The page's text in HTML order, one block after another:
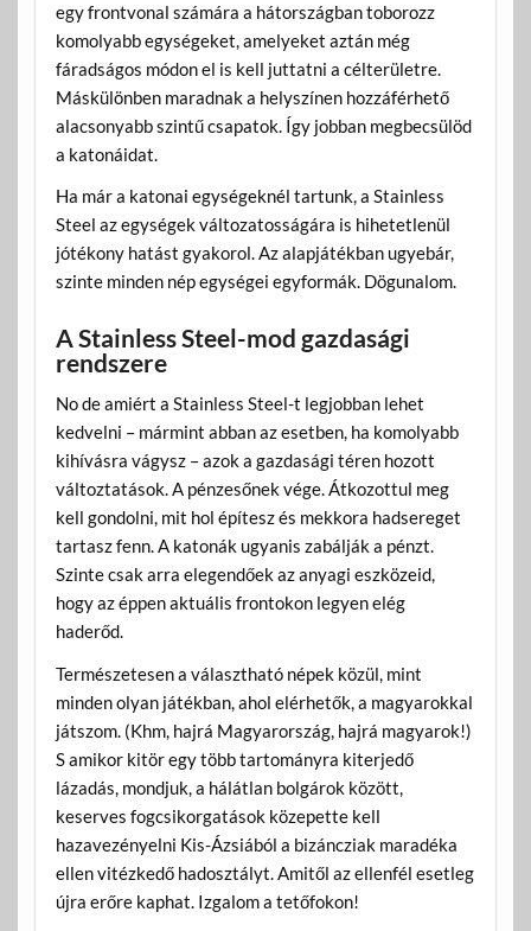
egy frontvonal számára a hátországban toborozz
komolyabb egységeket, amelyeket aztán még
fáradságos módon el is kell juttatni a célterületre.
Máskülönben maradnak a helyszínen hozzáférhető
alacsonyabb szintű csapatok. Így jobban megbecsülöd
a katonáidat.
Ha már a katonai egységeknél tartunk, a Stainless
Steel az egységek változatosságára is hihetetlenül
jótékony hatást gyakorol. Az alapjátékban ugyebár,
szinte minden nép egységei egyformák. Dögunalom.
A Stainless Steel-mod gazdasági
rendszere
No de amiért a Stainless Steel-t legjobban lehet
kedvelni – mármint abban az esetben, ha komolyabb
kihívásra vágysz – azok a gazdasági téren hozott
változtatások. A pénzesőnek vége. Átkozottul meg
kell gondolni, mit hol építesz és mekkora hadsereget
tartasz fenn. A katonák ugyanis zabálják a pénzt.
Szinte csak arra elegendőek az anyagi eszközeid,
hogy az éppen aktuális frontokon legyen elég
haderőd.
Természetesen a választható népek közül, mint
minden olyan játékban, ahol elérhetők, a magyarokkal
játszom. (Khm, hajrá Magyarország, hajrá magyarok!)
S amikor kitör egy több tartományra kiterjedő
lázadás, mondjuk, a hálátlan bolgárok között,
keserves fogcsikorgatások közepette kell
hazavezényelni Kis-Ázsiából a bizáncziak maradéka
ellen vitézkedő hadosztályt. Amitől az ellenfél esetleg
újra erőre kaphat. Izgalom a tetőfokon!